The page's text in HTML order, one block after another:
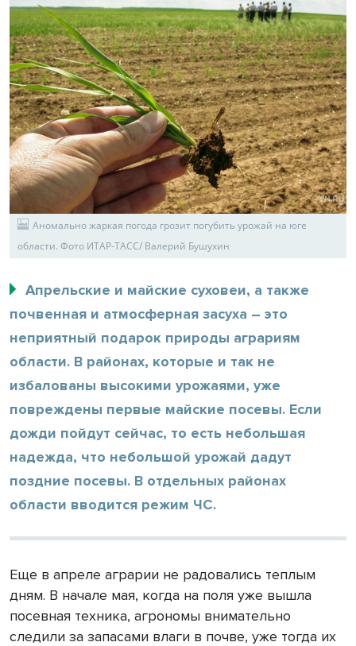
Аномально жаркая погода грозит погубить урожай на юге
области. Фото ИТАР-ТАСС/ Валерий Бушухин
Апрельские и майские суховеи, а также
почвенная и атмосферная засуха – это
неприятный подарок природы аграриям
области. В районах, которые и так не
избалованы высокими урожаями, уже
повреждены первые майские посевы. Если
дожди пойдут сейчас, то есть небольшая
надежда, что небольшой урожай дадут
поздние посевы. В отдельных районах
области вводится режим ЧС.
Еще в апреле аграрии не радовались теплым
дням. В начале мая, когда на поля уже вышла
посевная техника, агрономы внимательно
следили за запасами влаги в почве, уже тогда их